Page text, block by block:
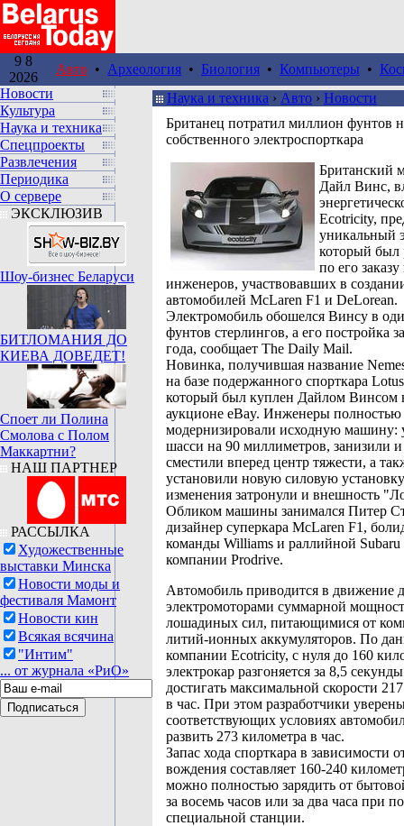
9 8
2026
Авто • Археология • Биология • Компьютеры •
Новости
Культура
Наука и техника
Спецпроекты
Развлечения
Периодика
О сервере
ЭКСКЛЮЗИВ
Шоу-бизнес Беларуси
БИТЛОМАНИЯ ДО
КИЕВА ДОВЕДЕТ!
Споет ли Полина
Смолова с Полом
Маккартни?
НАШ ПАРТНЕР
РАССЫЛКА
Художественные
выставки Минска
Новости моды и
фестиваля Мамонт
Новости кин
Всякая всячина
"Интим"
... от журнала «РиО»
Наука и техника › Авто › Новости
Британец потратил миллион фунтов
собственного электроспорткара
Британский
Дайл Винс,
Ecotricity,
уникальный
который был
по его
инженеров, участвовавших в
автомобилей McLaren F1 и DeLorean.
Электромобиль обошелся Винсу в
фунтов стерлингов, а его постройка
года, сообщает The Daily Mail.
Новинка, получившая название
на базе подержанного спорткара
который был куплен Дайлом Винсом
аукционе eBay. Инженеры полностью
модернизировали исходную машину:
шасси на 90 миллиметров, занизили и
сместили вперед центр тяжести, а
установили новую силовую
изменения затронули и внешность
Обликом машины занимался Питер
дизайнер суперкара McLaren F1,
команды Williams и раллийной Subaru
компании Prodrive.
Автомобиль приводится в движение
электромоторами суммарной
лошадиных сил, питающимися от
литий-ионных аккумуляторов. По
компании Ecotricity, с нуля до 160
электрокар разгоняется за 8,5
достигать максимальной скорости
в час. При этом разработчики
соответствующих условиях
развить 273 километра в час.
Запас хода спорткара в зависимости
вождения составляет 160-240
можно полностью зарядить от
за восемь часов или за два часа при
специальной станции.